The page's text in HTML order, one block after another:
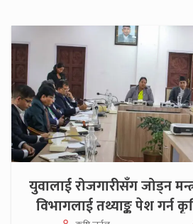
युवालाई रोजगारीसँग जोड्न
विभागलाई तथ्याङ्क पेश गर्न